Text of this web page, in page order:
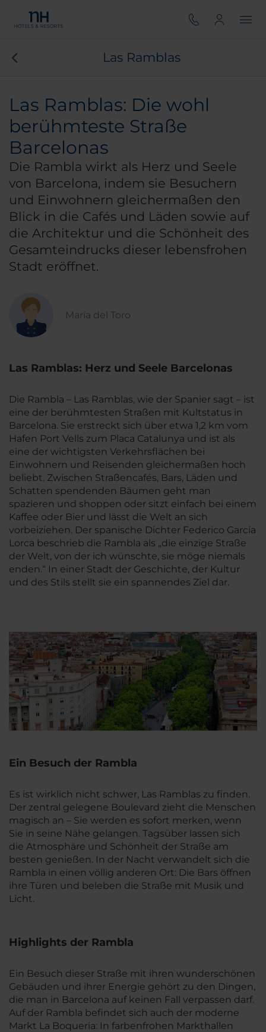
Las Ramblas
Las Ramblas: Die wohl
berühmteste Straße
Barcelonas
Die Rambla wirkt als Herz und Seele
von Barcelona, indem sie Besuchern
und Einwohnern gleichermaßen den
Blick in die Cafés und Läden sowie auf
die Architektur und die Schönheit des
Gesamteindrucks dieser lebensfrohen
Stadt eröffnet.
María del Toro
Las Ramblas: Herz und Seele Barcelonas
Die Rambla – Las Ramblas, wie der Spanier sagt – ist
eine der berühmtesten Straßen mit Kultstatus in
Barcelona. Sie erstreckt sich über etwa 1,2 km vom
Hafen Port Vells zum Placa Catalunya und ist als
eine der wichtigsten Verkehrsflächen bei
Einwohnern und Reisenden gleichermaßen hoch
beliebt. Zwischen Straßencafés, Bars, Läden und
Schatten spendenden Bäumen geht man
spazieren und shoppen oder sitzt einfach bei einem
Kaffee oder Bier und lässt die Welt an sich
vorbeiziehen. Der spanische Dichter Federico García
Lorca beschrieb die Rambla als „die einzige Straße
der Welt, von der ich wünschte, sie möge niemals
enden.“ In einer Stadt der Geschichte, der Kultur
und des Stils stellt sie ein spannendes Ziel dar.
Ein Besuch der Rambla
Es ist wirklich nicht schwer, Las Ramblas zu finden.
Der zentral gelegene Boulevard zieht die Menschen
magisch an – Sie werden es sofort merken, wenn
Sie in seine Nähe gelangen. Tagsüber lassen sich
die Atmosphäre und Schönheit der Straße am
besten genießen. In der Nacht verwandelt sich die
Rambla in einen völlig anderen Ort: Die Bars öffnen
ihre Türen und beleben die Straße mit Musik und
Licht.
Highlights der Rambla
Ein Besuch dieser Straße mit ihren wunderschönen
Gebäuden und ihrer Energie gehört zu den Dingen,
die man in Barcelona auf keinen Fall verpassen darf.
Auf der Rambla befindet sich auch der moderne
Markt La Boqueria: In farbenfrohen Markthallen